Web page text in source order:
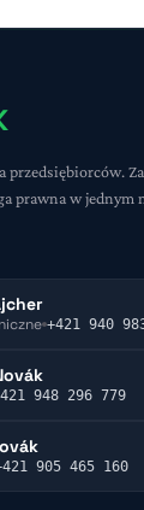
prawna w jednym
+421 940
948 296 779
905 465 160